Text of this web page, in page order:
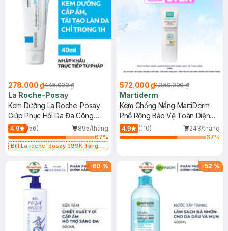
278.000 ₫445.000 ₫
La Roche-Posay
Kem Dưỡng La Roche-Posay
Giúp Phục Hồi Da Đa Công
Dụng 40ml
4.9 (56)
895/tháng
67%
Bill La roche-posay 399K Tặng
(SL có hạn)
572.000 ₫1.350.000 ₫
Martiderm
Kem Chống Nắng MartiDerm
Phổ Rộng Bảo Vệ Toàn Diện
40ml
4.9 (110)
243/tháng
67%
-60 % -52 %